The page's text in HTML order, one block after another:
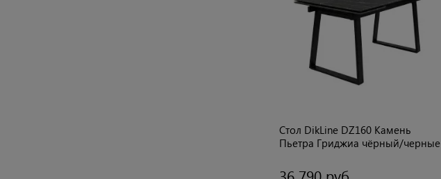
Стол DikLine DZ160 Камень
Пьетра Гриджиа чёрный/черные